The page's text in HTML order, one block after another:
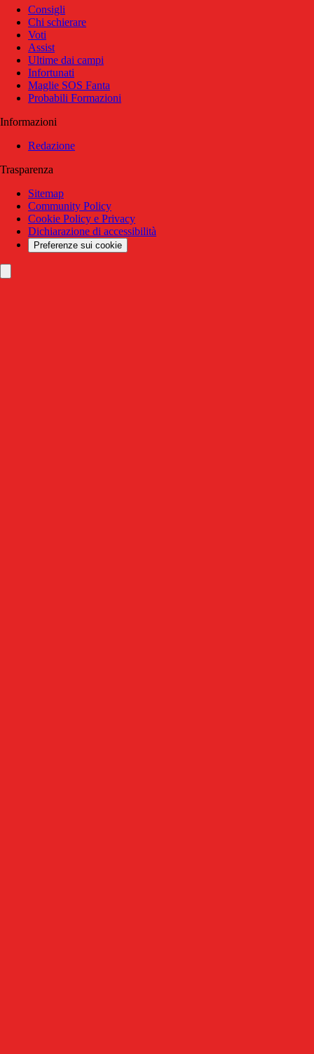
Consigli
Chi schierare
Voti
Assist
Ultime dai campi
Infortunati
Maglie SOS Fanta
Probabili Formazioni
Informazioni
Redazione
Trasparenza
Sitemap
Community Policy
Cookie Policy e Privacy
Dichiarazione di accessibilità
Preferenze sui cookie